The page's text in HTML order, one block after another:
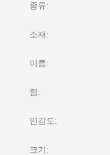
종류:
소재:
이름:
힘:
민감도:
크기: